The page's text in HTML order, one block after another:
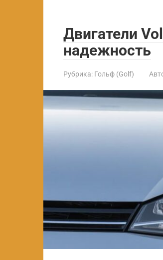
Двигатели
надежность
Рубрика: Гольф (Golf)